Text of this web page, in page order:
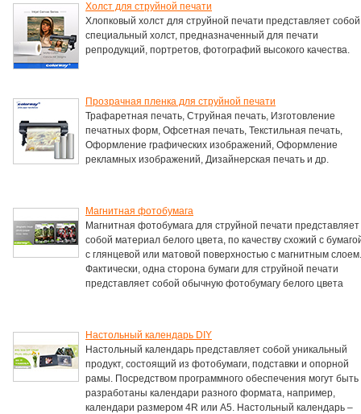
Холст для струйной печати
Хлопковый холст для струйной печати представляет собой
специальный холст, предназначенный для печати
репродукций, портретов, фотографий высокого качества.
Прозрачная пленка для струйной печати
Трафаретная печать, Струйная печать, Изготовление
печатных форм, Офсетная печать, Текстильная печать,
Оформление графических изображений, Оформление
рекламных изображений, Дизайнерская печать и др.
Магнитная фотобумага
Магнитная фотобумага для струйной печати представляет
собой материал белого цвета, по качеству схожий с
с глянцевой или матовой поверхностью с магнитным слоем.
Фактически, одна сторона бумаги для струйной печати
представляет собой обычную фотобумагу белого цвета
Настольный календарь DIY
Настольный календарь представляет собой уникальный
продукт, состоящий из фотобумаги, подставки и опорной
рамы. Посредством программного обеспечения могут быть
разработаны календари разного формата, например,
календари размером 4R или А5. Настольный календарь –